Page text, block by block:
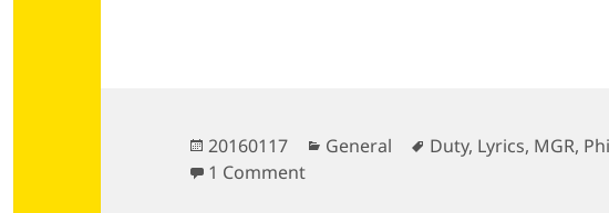
Posted
on
20160117 Categories
General Tags
Duty, Lyrics, MGR,
1 Commenton Lyrics to Moondrezhuthil en